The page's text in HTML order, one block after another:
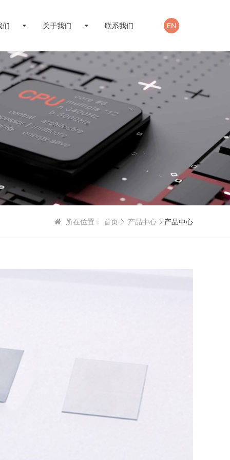
们 关于我们 联系我们 EN
所在位置： 首页 产品中心 产品中心